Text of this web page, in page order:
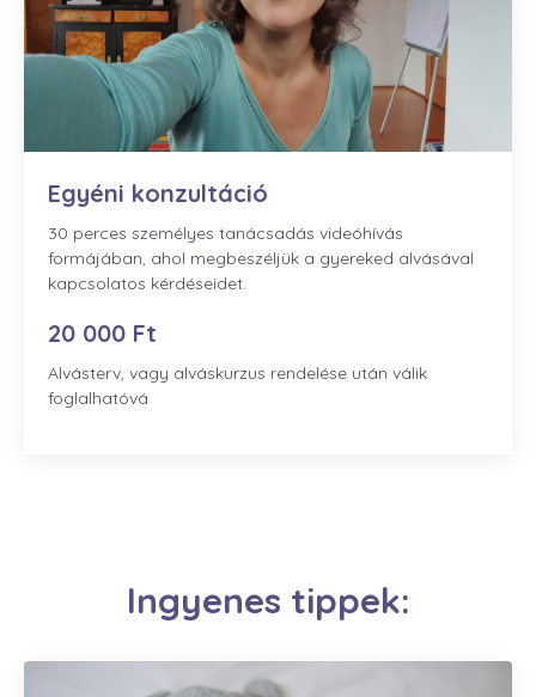
Egyéni konzultáció
30 perces személyes tanácsadás videóhívás
formájában, ahol megbeszéljük a gyereked alvásával
kapcsolatos kérdéseidet.
20 000 Ft
Alvásterv, vagy alváskurzus rendelése után válik
foglalhatóvá
Ingyenes tippek: